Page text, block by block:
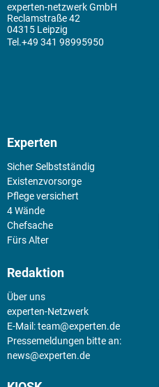
experten-netzwerk GmbH
Reclamstraße 42
04315 Leipzig
+49 341 98995950
Experten
Sicher Selbstständig
Existenz­vorsorge
Pflege versichert
4 Wände
Chefsache
Fürs Alter
Redaktion
Über uns
experten-Netzwerk
E-Mail:team@experten.de
Pressemeldungen bitte an:
news@experten.de